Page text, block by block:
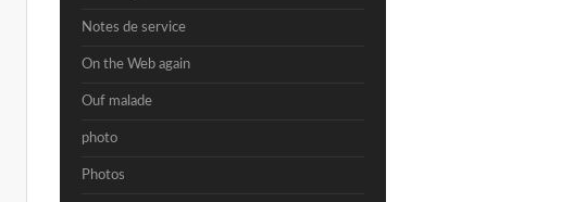
Notes de service
On the Web again
Ouf malade
photo
Photos